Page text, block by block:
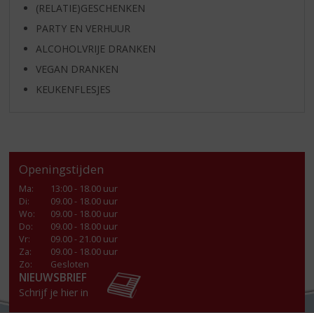
(RELATIE)GESCHENKEN
PARTY EN VERHUUR
ALCOHOLVRIJE DRANKEN
VEGAN DRANKEN
KEUKENFLESJES
Openingstijden
Ma:
13:00 - 18.00 uur
Di:
09.00 - 18.00 uur
Wo:
09.00 - 18.00 uur
Do:
09.00 - 18.00 uur
Vr:
09.00 - 21.00 uur
Za:
09.00 - 18.00 uur
Zo:
Gesloten
NIEUWSBRIEF
Schrijf je hier in